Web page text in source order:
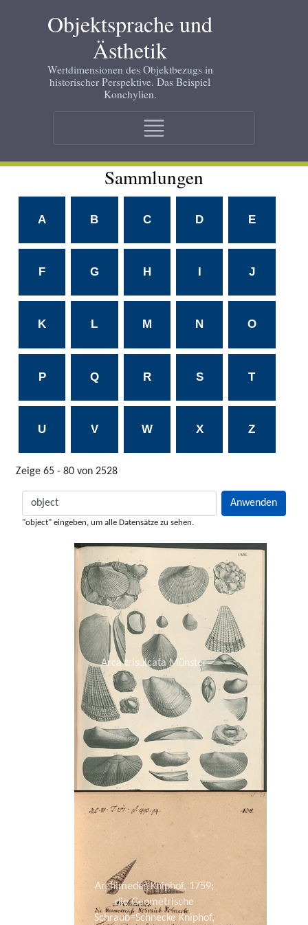
Objektsprache und
Ästhetik
Wertdimensionen des Objektbezugs in
historischer Perspektive. Das Beispiel
Konchylien.
Sammlungen
A B C D E
F G H I J
K L M N O
P Q R S T
U V W X Z
Zeige 65 - 80 von 2528
"object" eingeben, um alle Datensätze zu sehen.
Arca trisulcata Münster
Archimedes Kniphof, 1759;
die Geometrische
Schraub=Schnecke Kniphof,